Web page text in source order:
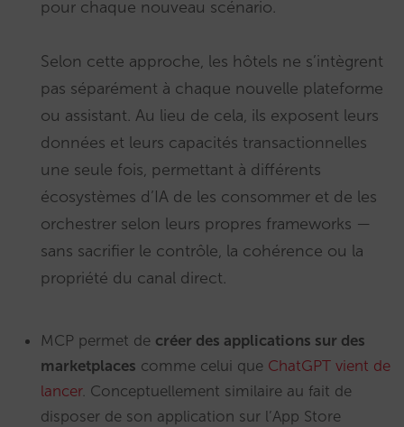
pour chaque nouveau scénario.
Selon cette approche, les hôtels ne s’intègrent
pas séparément à chaque nouvelle plateforme
ou assistant. Au lieu de cela, ils exposent leurs
données et leurs capacités transactionnelles
une seule fois, permettant à différents
écosystèmes d’IA de les consommer et de les
orchestrer selon leurs propres frameworks —
sans sacrifier le contrôle, la cohérence ou la
propriété du canal direct.
MCP permet de créer des applications sur des
marketplaces comme celui que ChatGPT vient de
lancer. Conceptuellement similaire au fait de
disposer de son application sur l’App Store